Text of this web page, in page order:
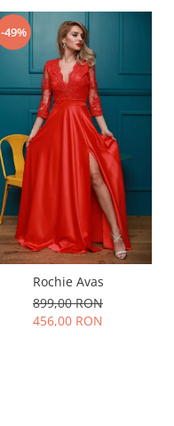
-49%
Rochie Avas
899,00 RON
456,00 RON